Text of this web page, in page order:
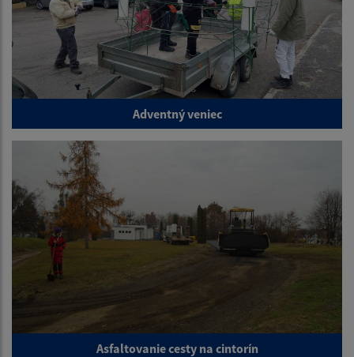
Adventný veniec
Asfaltovanie cesty na cintorín